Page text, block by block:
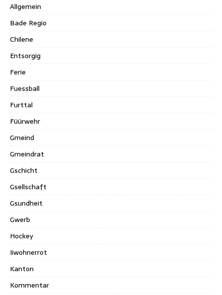
Allgemein
Bade Regio
Chilene
Entsorgig
Ferie
Fuessball
Furttal
Füürwehr
Gmeind
Gmeindrat
Gschicht
Gsellschaft
Gsundheit
Gwerb
Hockey
Iiwohnerrot
Kanton
Kommentar